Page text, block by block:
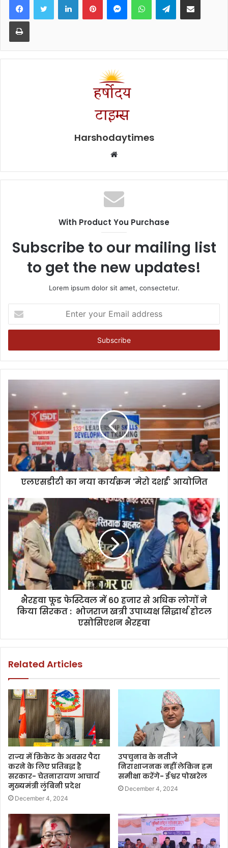
Print
Harshodaytimes
Website
With Product You Purchase
Subscribe to our mailing list
to get the new updates!
Lorem ipsum dolor sit amet, consectetur.
your
Email
एलएसडीटी का नया कार्यक्रम 'मेरो दशईं' आयोजित
भैरहवा फूड फेस्टिवल में 60 हजार से अधिक लोगों ने
किया सिरकत : भोजराज खत्री उपाध्यक्ष सिद्धार्थ होटल
एसोसिएशन भैरहवा
Related Articles
राज्य में क्रिकेट के अवसर पैदा
करने के लिए प्रतिबद्ध है
सरकार- चेतनारायण आचार्य
मुख्यमंत्री लुंबिनी प्रदेश
December 4, 2024
उपचुनाव के नतीजे
निराशाजनक नहीं लेकिन हम
समीक्षा करेंगे- ईश्वर पोखरेल
December 4, 2024